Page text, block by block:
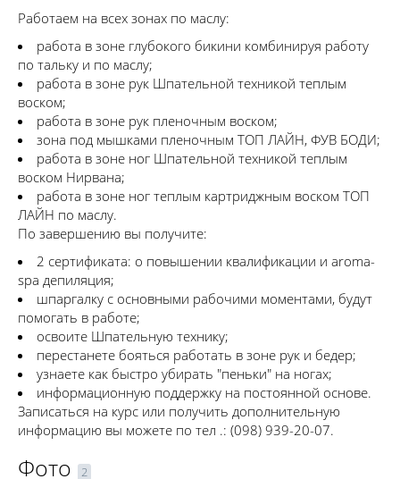
Работаем на всех зонах по маслу:
работа в зоне глубокого бикини комбинируя работу
по тальку и по маслу;
работа в зоне рук Шпательной техникой теплым
воском;
работа в зоне рук пленочным воском;
зона под мышками пленочным ТОП ЛАЙН, ФУВ БОДИ;
работа в зоне ног Шпательной техникой теплым
воском Нирвана;
работа в зоне ног теплым картриджным воском ТОП
ЛАЙН по маслу.
По завершению вы получите:
2 сертификата: о повышении квалификации и aroma-
spa депиляция;
шпаргалку с основными рабочими моментами, будут
помогать в работе;
освоите Шпательную технику;
перестанете бояться работать в зоне рук и бедер;
узнаете как быстро убирать "пеньки" на ногах;
информационную поддержку на постоянной основе.
Записаться на курс или получить дополнительную
информацию вы можете по тел .: (098) 939-20-07.
Фото 2